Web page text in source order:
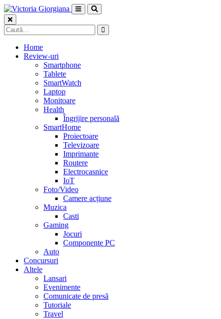
Skip
to
content
Caută
după:
Home
Review-uri
Smartphone
Tablete
SmartWatch
Laptop
Monitoare
Health
Îngrijire personală
SmartHome
Proiectoare
Televizoare
Imprimante
Routere
Electrocasnice
IoT
Foto/Video
Camere acțiune
Muzica
Casti
Gaming
Jocuri
Componente PC
Auto
Concursuri
Altele
Lansari
Evenimente
Comunicate de presă
Tutoriale
Travel